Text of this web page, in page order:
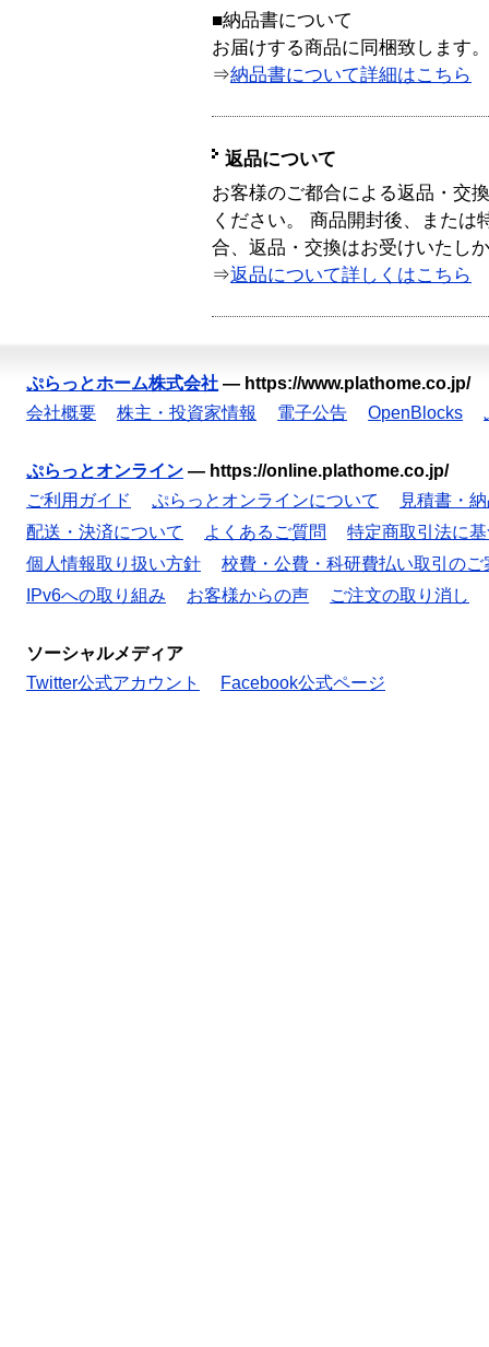
■納品書について
お届けする商品に同梱致します。
⇒納品書について詳細はこちら
返品について
お客様のご都合による返品・交
ください。 商品開封後、または
合、返品・交換はお受けいたし
⇒返品について詳しくはこちら
ぷらっとホーム株式会社 — https://www.plathome.co.jp/
会社概要
株主・投資家情報 電子公告 OpenBlocks
ぷらっとオンライン — https://online.plathome.co.jp/
ご利用ガイド
ぷらっとオンラインについて
見積書・
配送・決済について
よくあるご質問
特定商取引法に
個人情報取り扱い方針
校費・公費・科研費払い取引のご
IPv6への取り組み
お客様からの声 ご注文の取り消し
ソーシャルメディア
Twitter公式アカウント
Facebook公式ページ